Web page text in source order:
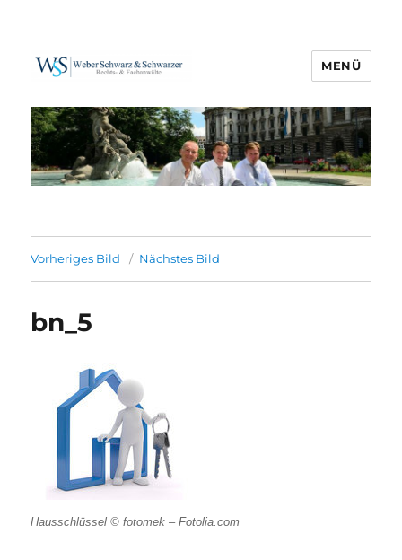
Weber Schwarz & Schwarzer
MENÜ
Vorheriges Bild Nächstes Bild
bn_5
Hausschlüssel © fotomek – Fotolia.com